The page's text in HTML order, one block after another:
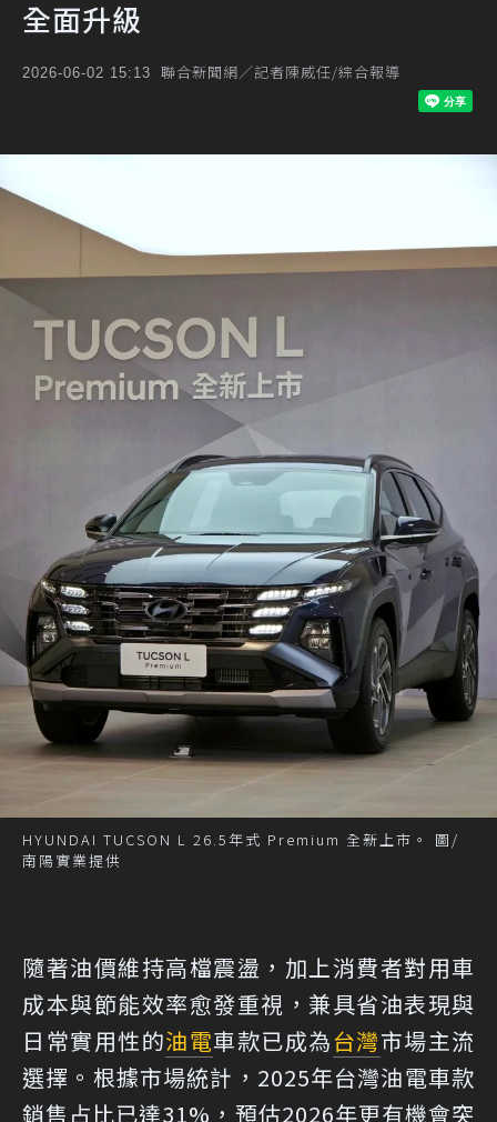
全面升級
2026-06-02 15:13 聯合新聞網／記者陳威任/綜合報導
HYUNDAI TUCSON L 26.5年式 Premium 全新上市。 圖/
南陽實業提供
隨著油價維持高檔震盪，加上消費者對用車
成本與節能效率愈發重視，兼具省油表現與
日常實用性的油電車款已成為台灣市場主流
選擇。根據市場統計，2025年台灣油電車款
銷售占比已達31%，預估2026年更有機會突